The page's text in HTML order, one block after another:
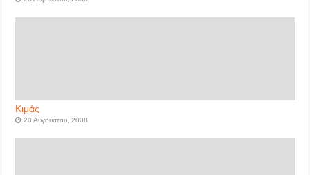
Κιμάς
20 Αυγούστου, 2008